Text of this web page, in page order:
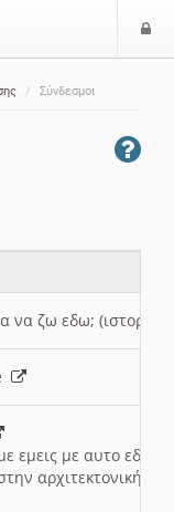
Σύνδεσμοι
να ζω εδω; (ιστορια)
εμεις με αυτο εδω
αρχιτεκτονική